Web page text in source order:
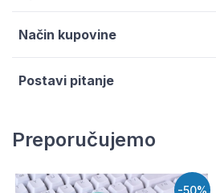
Način kupovine
Postavi pitanje
Preporučujemo
-50%